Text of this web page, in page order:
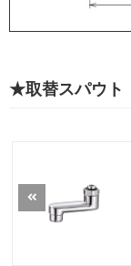
★取替スパウト